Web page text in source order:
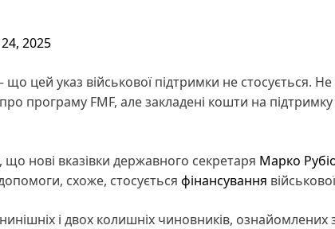
2025
цей указ військової підтримки не стосується.
програму FMF, але закладені кошти на
нові вказівки державного секретаря Марко
схоже, стосується фінансування
і двох колишніх чиновників, ознайомлених